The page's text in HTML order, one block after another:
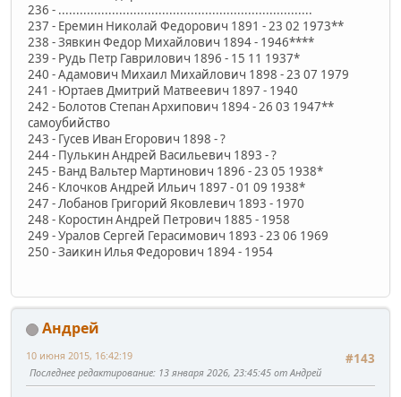
236 - .......................................................................
237 - Еремин Николай Федорович 1891 - 23 02 1973**
238 - Зявкин Федор Михайлович 1894 - 1946****
239 - Рудь Петр Гаврилович 1896 - 15 11 1937*
240 - Адамович Михаил Михайлович 1898 - 23 07 1979
241 - Юртаев Дмитрий Матвеевич 1897 - 1940
242 - Болотов Степан Архипович 1894 - 26 03 1947**
самоубийство
243 - Гусев Иван Егорович 1898 - ?
244 - Пулькин Андрей Васильевич 1893 - ?
245 - Ванд Вальтер Мартинович 1896 - 23 05 1938*
246 - Клочков Андрей Ильич 1897 - 01 09 1938*
247 - Лобанов Григорий Яковлевич 1893 - 1970
248 - Коростин Андрей Петрович 1885 - 1958
249 - Уралов Сергей Герасимович 1893 - 23 06 1969
250 - Заикин Илья Федорович 1894 - 1954
Андрей
#143
10 июня 2015, 16:42:19
Последнее редактирование: 13 января 2026, 23:45:45 от Андрей